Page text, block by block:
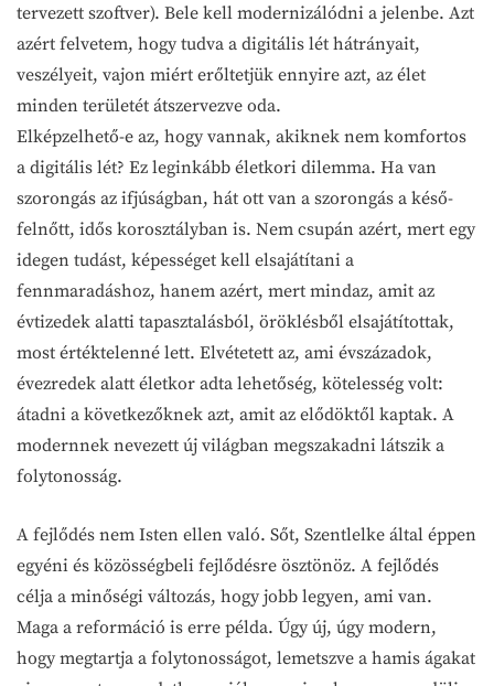
tervezett szoftver). Bele kell modernizálódni a jelenbe. Azt
azért felvetem, hogy tudva a digitális lét hátrányait,
veszélyeit, vajon miért erőltetjük ennyire azt, az élet
minden területét átszervezve oda.
Elképzelhető-e az, hogy vannak, akiknek nem komfortos
a digitális lét? Ez leginkább életkori dilemma. Ha van
szorongás az ifjúságban, hát ott van a szorongás a késő-
felnőtt, idős korosztályban is. Nem csupán azért, mert egy
idegen tudást, képességet kell elsajátítani a
fennmaradáshoz, hanem azért, mert mindaz, amit az
évtizedek alatti tapasztalásból, öröklésből elsajátítottak,
most értéktelenné lett. Elvétetett az, ami évszázadok,
évezredek alatt életkor adta lehetőség, kötelesség volt:
átadni a következőknek azt, amit az elődöktől kaptak. A
modernnek nevezett új világban megszakadni látszik a
folytonosság.
A fejlődés nem Isten ellen való. Sőt, Szentlelke által éppen
egyéni és közösségbeli fejlődésre ösztönöz. A fejlődés
célja a minőségi változás, hogy jobb legyen, ami van.
Maga a reformáció is erre példa. Úgy új, úgy modern,
hogy megtartja a folytonosságot, lemetszve a hamis ágakat